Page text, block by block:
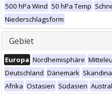
500 hPa Wind 50 hPa Temp
Niederschlagsform
Gebiet
Europa Nordhemisphäre
Deutschland Dänemark
Afrika Ostasien Südasien